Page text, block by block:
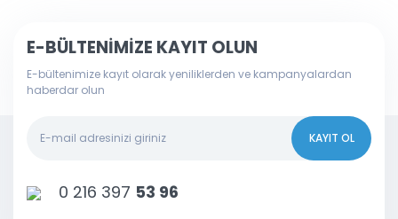
E-BÜLTENİMİZE KAYIT OLUN
E-bültenimize kayıt olarak yeniliklerden ve kampanyalardan
haberdar olun
KAYIT OL
0 216 397 53 96